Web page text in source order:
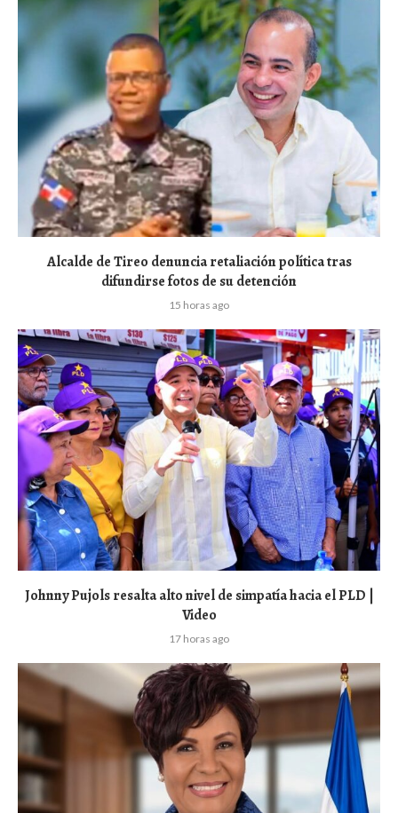
Alcalde de Tireo denuncia retaliación política tras
difundirse fotos de su detención
15 horas ago
Johnny Pujols resalta alto nivel de simpatía hacia el PLD |
Video
17 horas ago